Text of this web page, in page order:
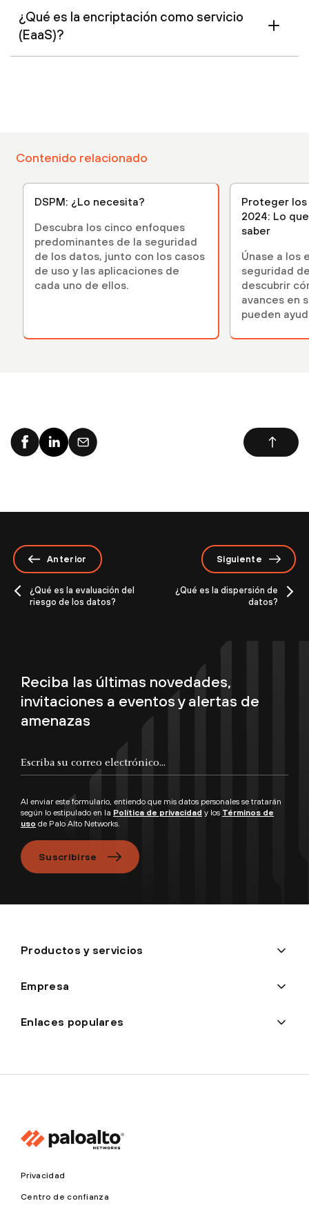
¿Qué es la encriptación como servicio
(EaaS)?
Contenido relacionado
DSPM: ¿Lo necesita?
Descubra los cinco enfoques
predominantes de la seguridad
de los datos, junto con los casos
de uso y las aplicaciones de
cada uno de ellos.
Proteger los
2024: Lo
saber
Únase a los
seguridad
descubrir
avances en
pueden
Anterior
¿Qué es la evaluación del
riesgo de los datos?
Siguiente
¿Qué es la dispersión de
datos?
Reciba las últimas novedades,
invitaciones a eventos y alertas de
amenazas
Al enviar este formulario, entiendo que mis datos personales se tratarán
según lo estipulado en la Política de privacidad y los Términos de
uso de Palo Alto Networks.
Suscribirse
Productos y servicios
Empresa
Enlaces populares
Privacidad
Centro de confianza